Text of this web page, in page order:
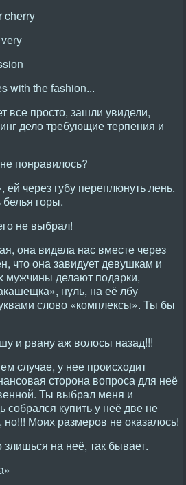
chеrry
with thе fаshiоn...
все просто, зашли увидели,
дело требующие терпения и
понравилось?
через губу переплюнуть лень.
горы.
не выбрал!
она видела нас вместе через
что она завидует девушкам и
делают подарки,
нуль, на её лбу
слово «комплексы». Ты бы
и рвану аж волосы назад!!!
случае, у нее происходит
сторона вопроса для неё
Ты выбрал меня и
купить у неё две не
Моих размеров не оказалось!
на неё, так бывает.